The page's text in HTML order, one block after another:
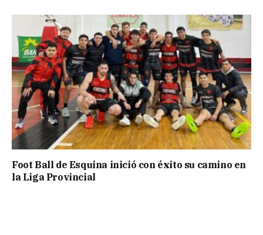
Foot Ball de Esquina inició con éxito su camino en
la Liga Provincial